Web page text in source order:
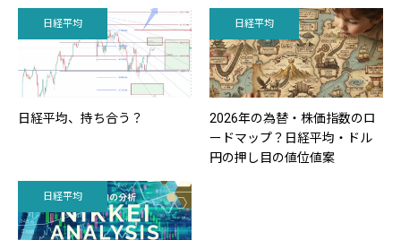
ーピー ホームページ；https://3starter.jp
日経平均
日経平均、持ち合う？
日経平均
2026年の為替・株価指数のロ
ードマップ？日経平均・ドル
円の押し目の値位値案
日経平均
日経平均で重要な値位置
45000円台以上の目標値について
44000円のラインがキーになるか？
売買戦略は？
自民党総裁選前の相場について